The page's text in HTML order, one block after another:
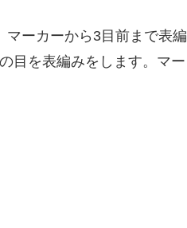
ーカーから3目前まで表編
目を表編みをします。マー